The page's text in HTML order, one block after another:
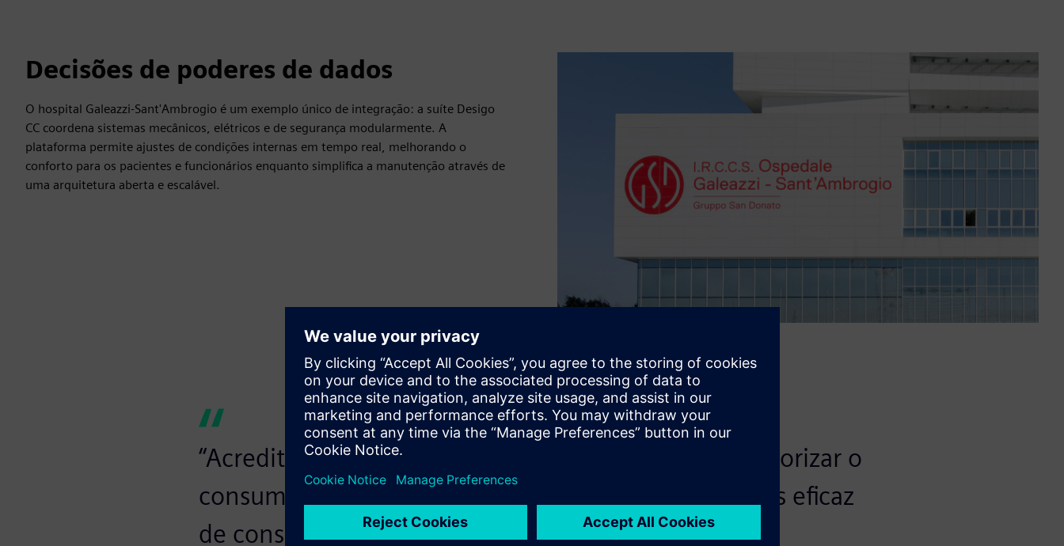
Decisões de poderes de dados
O hospital Galeazzi-Sant'Ambrogio é um exemplo único de integração: a suíte Desigo
CC coordena sistemas mecânicos, elétricos e de segurança modularmente. A
plataforma permite ajustes de condições internas em tempo real, melhorando o
conforto para os pacientes e funcionários enquanto simplifica a manutenção através de
uma arquitetura aberta e escalável.
“Acreditamos que a tecnologia inovadora para monitorizar o
consumo de energia e o desempenho é a forma mais eficaz
de conseguir poupanças atraentes.”